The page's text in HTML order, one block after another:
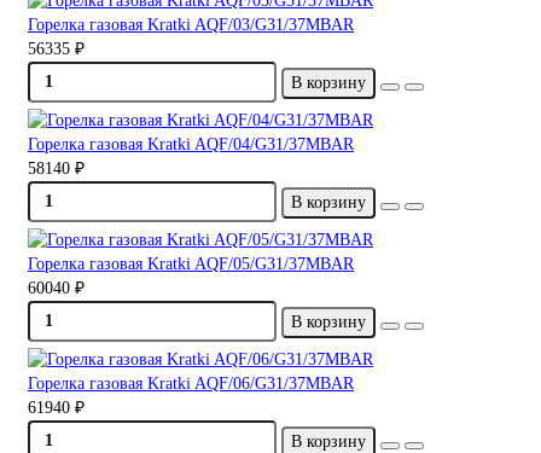
Горелка газовая Kratki AQF/03/G31/37MBAR
56335 ₽
В корзину
Горелка газовая Kratki AQF/04/G31/37MBAR
58140 ₽
В корзину
Горелка газовая Kratki AQF/05/G31/37MBAR
60040 ₽
В корзину
Горелка газовая Kratki AQF/06/G31/37MBAR
61940 ₽
В корзину